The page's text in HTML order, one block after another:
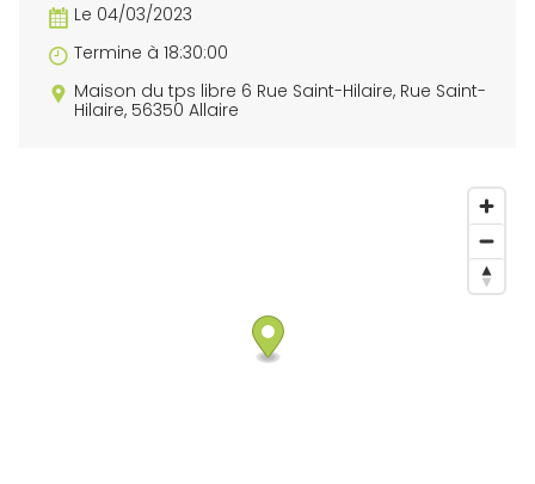
Le 04/03/2023
Termine à 18:30:00
Maison du tps libre 6 Rue Saint-Hilaire, Rue Saint-
Hilaire, 56350 Allaire